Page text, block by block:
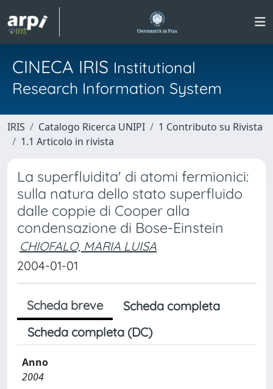
CINECA IRIS Institutional
Research Information System
IRIS Catalogo Ricerca UNIPI
1 Contributo su Rivista
1.1 Articolo in rivista
La superfluidita' di atomi fermionici:
sulla natura dello stato superfluido
dalle coppie di Cooper alla
condensazione di Bose-Einstein
CHIOFALO, MARIA LUISA
2004-01-01
Scheda breve
Scheda completa
Scheda completa (DC)
Anno
2004